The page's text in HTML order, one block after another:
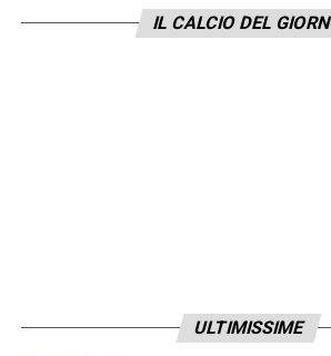
il check termina e il direttore di
IL CALCIO DEL
ULTIMISSIME